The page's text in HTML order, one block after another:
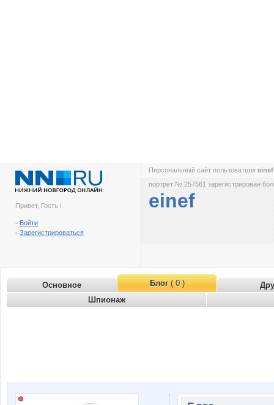
Привет, Гость !
- Войти
- Зарегистрироваться
Персональный сайт пользователя
портрет № 257561 зарегистрирован
einef
Основное Блог( 0 )
Шпионаж